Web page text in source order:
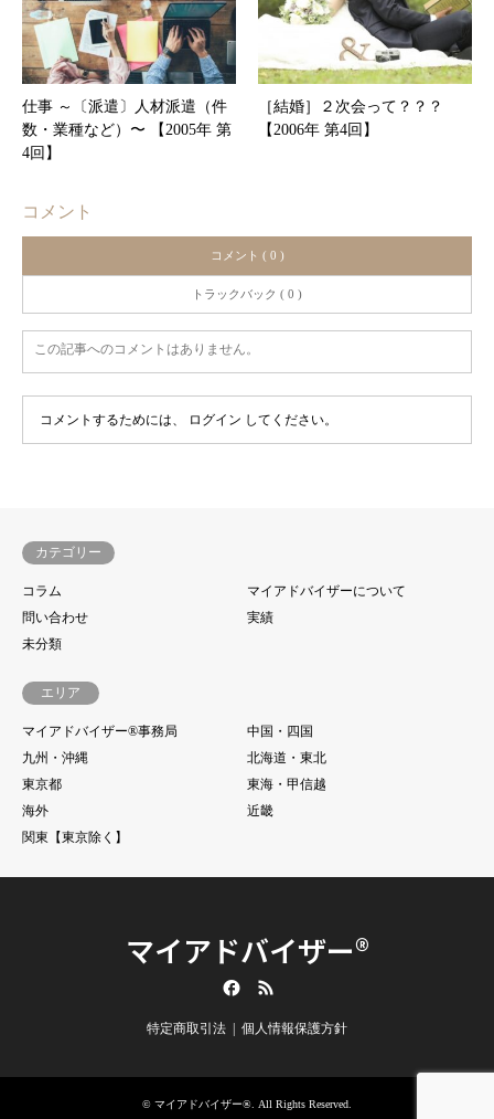
仕事 ～〔派遣〕人材派遣（件
数・業種など）〜 【2005年 第
4回】
［結婚］２次会って？？？
【2006年 第4回】
コメント
コメント ( 0 )
トラックバック ( 0 )
この記事へのコメントはありません。
コメントするためには、 ログイン してください。
カテゴリー
コラム
マイアドバイザーについて
問い合わせ
実績
未分類
エリア
マイアドバイザー®事務局
中国・四国
九州・沖縄
北海道・東北
東京都
東海・甲信越
海外
近畿
関東【東京除く】
マイアドバイザー®
特定商取引法 個人情報保護方針
© マイアドバイザー® . All Rights Reserved.